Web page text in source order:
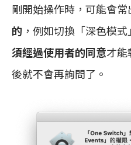
剛開始操作時，可能會
的 ，例如切換「深色模式」
須經過使用者的同意才能
後就不會再詢問了。